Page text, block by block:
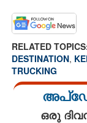
RELATED
DESTINATION,
TRUCKING
ഒരു